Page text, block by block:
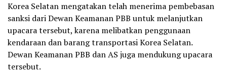
Korea Selatan mengatakan telah menerima pembebasan
sanksi dari Dewan Keamanan PBB untuk melanjutkan
upacara tersebut, karena melibatkan penggunaan
kendaraan dan barang transportasi Korea Selatan.
Dewan Keamanan PBB dan AS juga mendukung upacara
tersebut.